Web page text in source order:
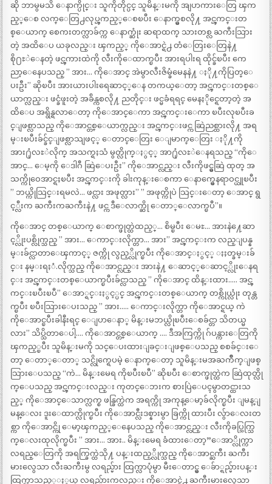
ဆို ဘာမွမသိ ေနာက္ပိုင္း သူကိုတိုင္ပင္ သူမိန္းမကို အျပာကားေတြ ၾက
ည့္ေစ လက္ေတြ႕လုပ္ၾကည့္ေစၿပီး ေနာက္မွစလို႔ အင္ၾကင္းတ
စ္ေယာက္ စေကးတက္လာခ်က္က ေနာက္ဆုံး ဆရာထက္ သားတစ္လ ႀကီးသြား
တဲ့ အထိေပ ယခုလည္း ၾကည့္ ကိုေအာင္ရဲ႕ တံေတြးေတြနဲ႔
စို႐ႊဲေနတဲ့ ဖင္ၾကားထဲကို လီးကိုေထာက္ၿပီး အားရပါးရ ထိုင္ခ်ၿပီး ကေ
ညာ့ေနေပသည္ ” အား… ကိုေအာင္ အဲမွာလီးဇိမ္ခံမေနနဲ႔ ႏို႔ကိုပြတ္ေ
ပးဦး” ဆိုၿပီး အားယားပါးရေဆာင့္ေန တကယ္ေတာ့ အင္ၾကင္းတစ္ေ
ယာက္လည္း ဖင္ခံဖူးတဲ့ အခ်ိန္ကစလို႔ ညတိုင္း ဖင္မခံရရင္ မေနႏိုင္ရေတာ့တဲ့ အ
ထိေပ အရွိန္ရလာေတာ့ ကိုေအာင္ေကာ အင္ၾကင္းေကာ ၿပီးလုၿပီးခ
င္ျဖစ္လာသည္ ကိုေအာင္တစ္ေယာက္လည္း အင္ၾကင္းဖင္က ဆြဲညစ္ထားလို႔ အရ
မ္းၿပီးခ်င္ခ်င္ျဖစ္လာသျဖင့္ ေတာင္ေတြး ေျမာက္ေတြး ႏို႔ကို
အား႐ုံလႊဲလိုက္ အသက္ရႈသံ မွတ္လိုက္ႏွင့္ အာ႐ုံလႊဲေနရသည္ “ကိုေ
အာင္… ေမ့ကို ေဒါဂီ ဆြဲေပးဦး” ကိုေအာင္လည္း လီးကိုဖင္မွဆြဲ ထုတ္ အ
သက္ကိုဝေအာင္ရႈၿပီး အင္ၾကင္းကို ခါးကုန္းေစကာ ေနာက္မွေနရာဝင္ယူၿပီး
” ဘယ္ကိုသြင္းရမလဲ… ဖင္လား အဖုတ္လား” ” အဖုတ္ကိုပဲ သြင္းေတာ့ ေအာင္ ရွ
င့္လီးက ႀကီးကႀကီးနဲ႔ ဖင္က ဒီေလာက္ဆို ေတာ္ေလာက္ၿပီ”။
ကိုေအာင္ တစ္ေယာက္ ေစာက္ဖုတ္ထဲထည့္… စိမ္ၿပီး ေမႊ… အားနဲ႔ေဆာ
င့္လိုးပစ္လိုက္သည္ ” အား… ေကာင္းလိုက္တာ… အား” အင္ၾကင္းက လည္ျပန္န
မ္းခ်င္လာတာေၾကာင့္ ဇက္ကို လွည့္လိုက္ၿပီး ကိုေအာင္ႏွင့္ ႏႈတ္ခမ္းခ်
င္း နမ္းရႈံ.လိုက္သည္ ကိုေအာင္လည္း အားနဲ႔ ေဆာင့္ေဆာင့္လိုးေနရ
င္း အင္ၾကင္းတစ္ေယာက္ၿပီးခ်င္လာသည္ ” ကိုေအာင္ ထိန္းထား….. အင္ၾ
ကင္းၿပီးၿပီ” ေအာ္ရင္းႏွင့္ပင္ အင္ၾကင္းတစ္ေယာက္ တစ္ကိုယ္လုံး တုန္တ
က္ၿပီး ၿပီးသြားေပးသည္ ” အား….. ေကာင္းလိုက္တာ ကိုေအာင္ရယ္ ကဲ
ကိုေအာင္ၿပီးခါနီးရင္ ေျပာေနာ္ မိန္းမဘယ္လိုၿပီးေစခ်င္တာ သိတယ္မ
လား” သိပ္သိတာေပါ့…. ကိုေအာင္တစ္ေယာက္ …. ဒီအကြက္ကို ဂ်ပန္ကားေတြကို
ၾကည့္ၿပီး သူမိန္းမကို သင္ေပးထားျခင္းျဖစ္ေပသည္ စစခ်င္းေ
တာ့ ေတာ္ေတာ္ သင္လိုက္ရေပမဲ့ ေနာက္ေတာ့ သူမိန္းမအႀကိဳက္ျဖစ္
သြားေပသည္ “ကဲ… မိန္းမေရ ကိုၿပီးၿပီ” ဆိုၿပီး ေစာက္ဖုတ္ထဲက ဆြဲထုတ္လို
က္ေပသည္ အင္ၾကင္းလည္း ကုတင္ေဘးက စားပြဲေပၚမွာတင္ထားသ
ည့္ ကိုေအာင္ေသာက္လက္စ ဖန္ခြက္ထဲက အရက္ကို အကုန္ေမာ့ခ်လိုက္ၿပီး ျမန္ျ
မန္ေလး ဒူးေထာက္လိုက္ၿပီး ကိုေအာင္လီးဒစ္နားမွာ ခြက္ကို ထားပီး လွ်ာေလးတ
စ္ကာ ကိုေအာင္ကို ေမာ့ၾကည့္ေနေပသည္ ကိုေအာင္လည္း လီးကိုခပ္သြက္သြ
က္ေလးထုလိုက္ၿပီး ” အား… အား.. မိန္းမေရ ခံထားေတာ့”ေအာ္လိုက္ကာ
လရည္ေတြကို အရက္ခြက္ထဲသို႔ ပန္းထည့္လိုက္သည္ ကိုေအာင္ႀကီး ႀကီး
မားလွေသာ လီးႀကီးမွ လရည္မ်ား ထြက္လာပုံမွာ မီးေတာင္မွ ေခ်ာ္ရည္မ်ားပန္း
ထြက္လာသည့္ႏွယ္ လရည္မ်ားကလည္း ကိုေအာင္ရဲ႕ ႀကီးမားလွေသာ